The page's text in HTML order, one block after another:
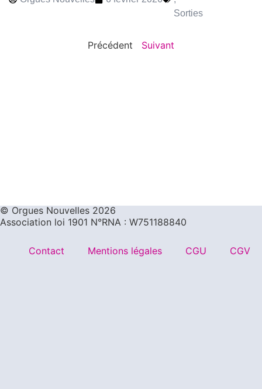
Sorties
Précédent Suivant
©️ Orgues Nouvelles 2026
Association loi 1901 N°RNA : W751188840
Contact Mentions légales CGU CGV